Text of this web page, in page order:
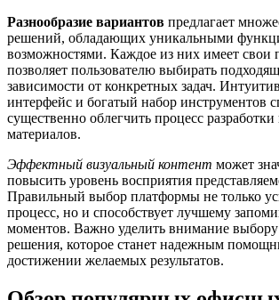
Разнообразие вариантов предлагает
решений, обладающих уникальными
возможностями. Каждое из них имеет свои
позволяет пользователю выбирать
зависимости от конкретных задач.
интерфейс и богатый набор инструментов
существенно облегчить процесс
материалов.
Эффектный визуальный контент может
повысить уровень восприятия
Правильный выбор платформы не только
процесс, но и способствует лучшему
моментов. Важно уделить внимание
решения, которое станет надежным
достижении желаемых результатов.